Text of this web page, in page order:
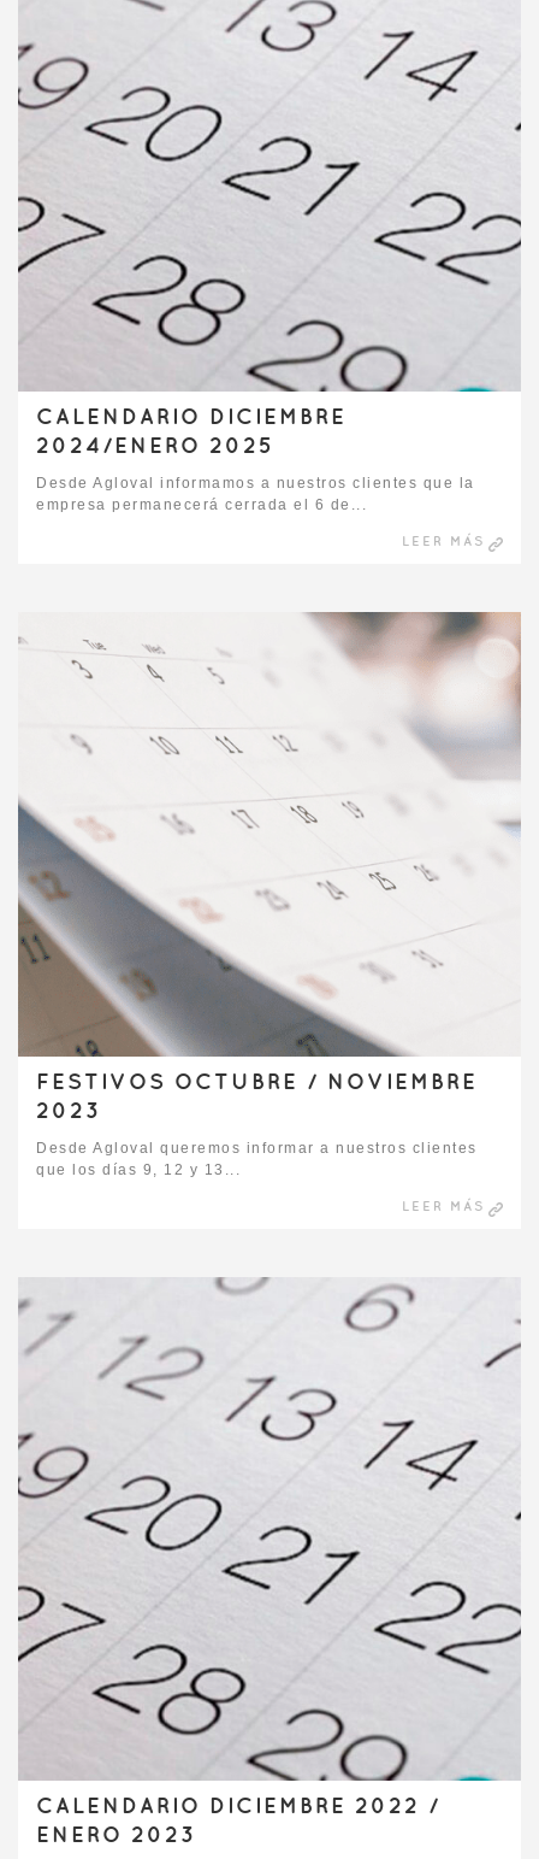
CALENDARIO DICIEMBRE
2024/ENERO 2025
Desde Agloval informamos a nuestros clientes que la
empresa permanecerá cerrada el 6 de...
LEER MÁS
FESTIVOS OCTUBRE / NOVIEMBRE
2023
Desde Agloval queremos informar a nuestros clientes
que los días 9, 12 y 13...
LEER MÁS
CALENDARIO DICIEMBRE 2022 /
ENERO 2023